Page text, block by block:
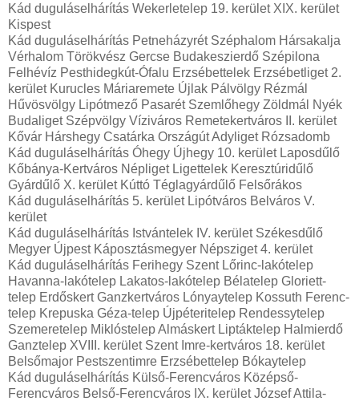
Kád duguláselhárítás Wekerletelep 19. kerület XIX. kerület
Kispest
Kád duguláselhárítás Petneházyrét Széphalom Hársakalja
Vérhalom Törökvész Gercse Budakeszierdő Szépilona
Felhévíz Pesthidegkút-Ófalu Erzsébettelek Erzsébetliget 2.
kerület Kurucles Máriaremete Újlak Pálvölgy Rézmál
Hűvösvölgy Lipótmező Pasarét Szemlőhegy Zöldmál Nyék
Budaliget Szépvölgy Víziváros Remetekertváros II. kerület
Kővár Hárshegy Csatárka Országút Adyliget Rózsadomb
Kád duguláselhárítás Óhegy Újhegy 10. kerület Laposdűlő
Kőbánya-Kertváros Népliget Ligettelek Keresztúridűlő
Gyárdűlő X. kerület Kúttó Téglagyárdűlő Felsőrákos
Kád duguláselhárítás 5. kerület Lipótváros Belváros V.
kerület
Kád duguláselhárítás Istvántelek IV. kerület Székesdűlő
Megyer Újpest Káposztásmegyer Népsziget 4. kerület
Kád duguláselhárítás Ferihegy Szent Lőrinc-lakótelep
Havanna-lakótelep Lakatos-lakótelep Bélatelep Gloriett-
telep Erdőskert Ganzkertváros Lónyaytelep Kossuth Ferenc-
telep Krepuska Géza-telep Újpéteritelep Rendessytelep
Szemeretelep Miklóstelep Almáskert Liptáktelep Halmierdő
Ganztelep XVIII. kerület Szent Imre-kertváros 18. kerület
Belsőmajor Pestszentimre Erzsébettelep Bókaytelep
Kád duguláselhárítás Külső-Ferencváros Középső-
Ferencváros Belső-Ferencváros IX. kerület József Attila-